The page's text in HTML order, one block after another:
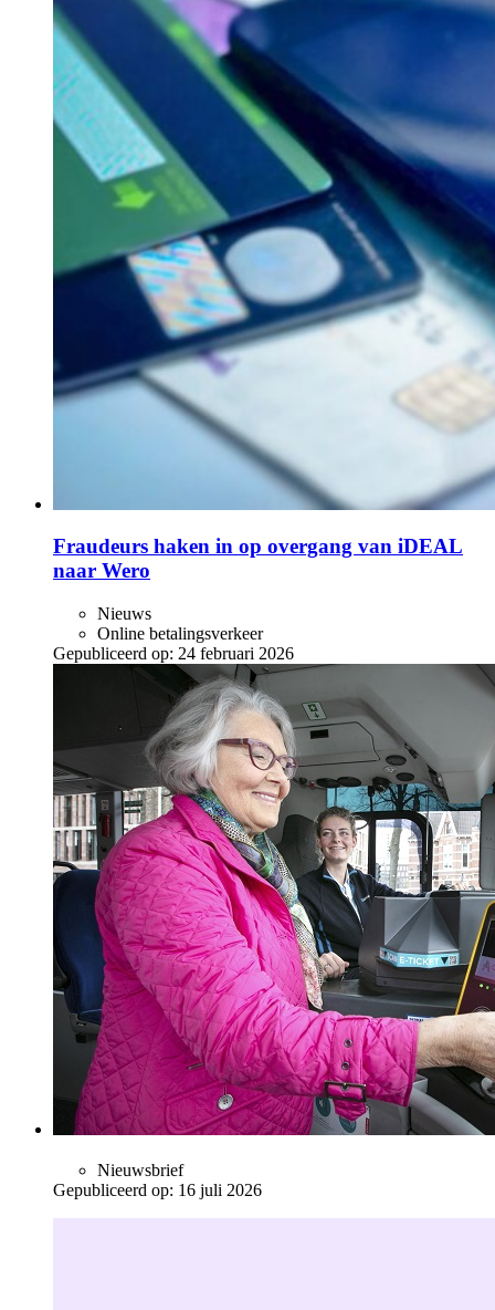
Fraudeurs haken in op overgang van iDEAL
naar Wero
Nieuws
Online betalingsverkeer
Gepubliceerd op: 24 februari 2026
Nieuwsbrief
Gepubliceerd op: 16 juli 2026